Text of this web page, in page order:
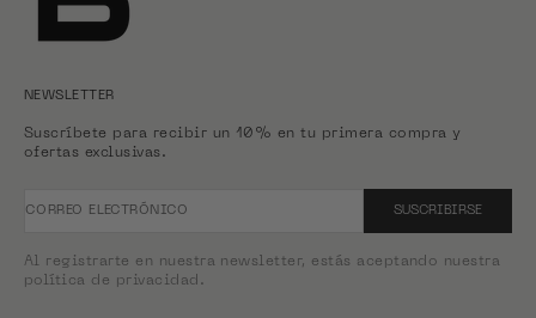
NEWSLETTER
Suscríbete para recibir un 10% en tu primera compra y
ofertas exclusivas.
CORREO ELECTRÓNICO SUSCRIBIRSE
Al registrarte en nuestra newsletter, estás aceptando nuestra
política de privacidad.